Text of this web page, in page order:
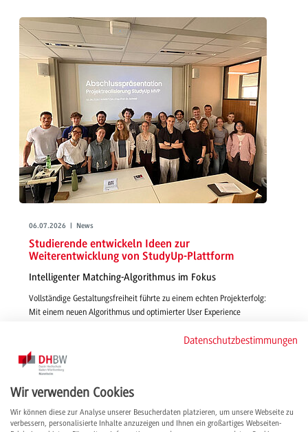
06.07.2026 | News
Studierende entwickeln Ideen zur
Weiterentwicklung von StudyUp-Plattform
Intelligenter Matching-Algorithmus im Fokus
Vollständige Gestaltungsfreiheit führte zu einem echten Projekterfolg:
Mit einem neuen Algorithmus und optimierter User Experience
smarte und passgenaue Features für die Vermittlung von Studienplätzen
über StudyUp.
weiterlesen
Datenschutzbestimmungen
Wir verwenden Cookies
Wir können diese zur Analyse unserer Besucherdaten platzieren, um unsere Webseite zu
verbessern, personalisierte Inhalte anzuzeigen und Ihnen ein großartiges Webseiten-